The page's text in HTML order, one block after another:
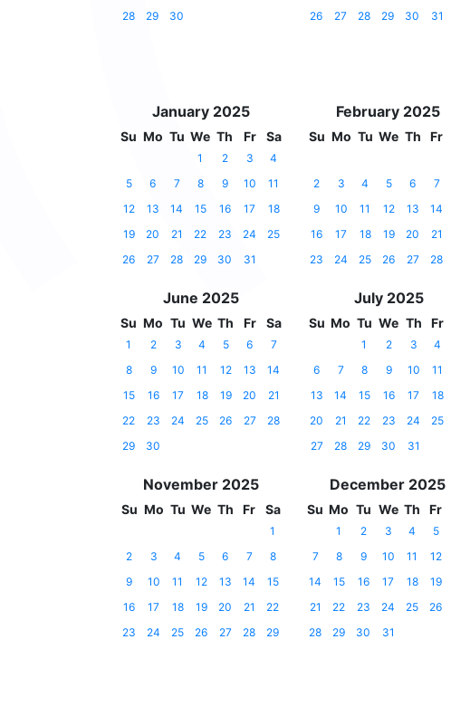
28
29 30
26
27 28 29 30 31
January 2025
Su Mo Tu We Th Fr Sa
1 2 3
4
5
6 7 8 9 10
11
12
13 14 15 16 17
18
19
20 21 22 23 24
25
26
27 28 29 30 31
February 2025
Su Mo Tu We Th Fr
2
3 4 5 6 7
9
10 11 12 13 14
16
17 18 19 20 21
23
24 25 26 27 28
June 2025
Su Mo Tu We Th Fr Sa
1 2 3 4 5 6
7
8
9 10 11 12 13
14
15
16 17 18 19 20
21
22
23 24 25 26 27
28
29
30
July 2025
Su Mo Tu We Th Fr
1 2 3 4
6
7 8 9 10 11
13
14 15 16 17 18
20
21 22 23 24 25
27
28 29 30 31
November 2025
Su Mo Tu We Th Fr Sa
1
2
3 4 5 6 7
8
9
10 11 12 13 14
15
16
17 18 19 20 21
22
23
24 25 26 27 28 29
December 2025
Su Mo Tu We Th Fr
1 2 3 4 5
7
8 9 10 11 12
14
15 16 17 18 19
21
22 23 24 25 26
28
29 30 31